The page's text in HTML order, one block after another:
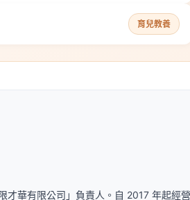
育兒教養
才華有限公司」負責人。自 2017 年起經營